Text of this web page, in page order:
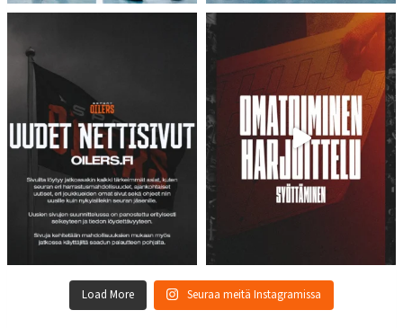
Load More Seuraa meitä Instagramissa